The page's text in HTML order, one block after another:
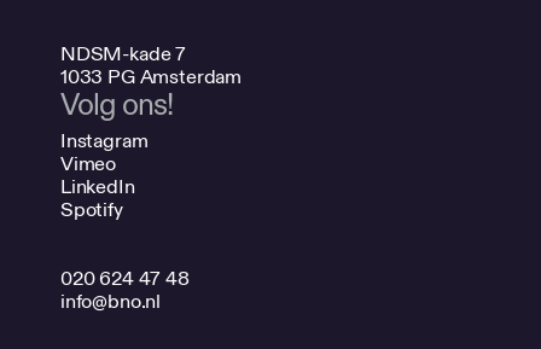
NDSM-kade 7
1033 PG Amsterdam
Volg ons!
Instagram
Vimeo
LinkedIn
Spotify
020 624 47 48
info@bno.nl